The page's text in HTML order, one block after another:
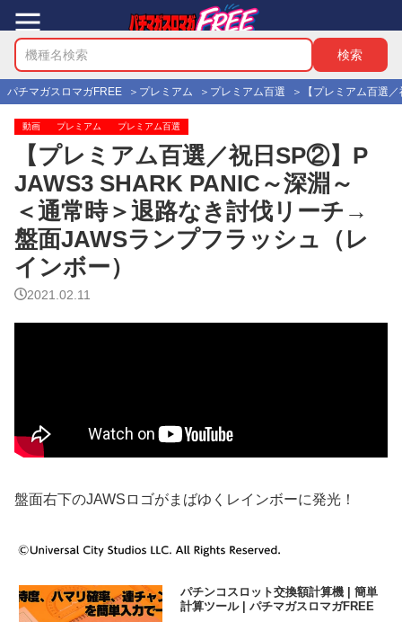
パチマガスロマガFREE プレミアム プレミアム百選 【プレミアム百選
動画 プレミアム プレミアム百選
【プレミアム百選／祝日SP②】P
JAWS3 SHARK PANIC～深淵～
＜通常時＞退路なき討伐リーチ→
盤面JAWSランプフラッシュ（レ
インボー）
2021.02.11
盤面右下のJAWSロゴがまばゆくレインボーに発光！
パチンコスロット交換額計算機 | 簡単
計算ツール | パチマガスロマガFREE